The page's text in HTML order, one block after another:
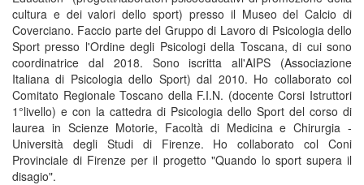
cultura e dei valori dello sport) presso il Museo del Calcio di
Coverciano. Faccio parte del Gruppo di Lavoro di Psicologia dello
Sport presso l'Ordine degli Psicologi della Toscana, di cui sono
coordinatrice dal 2018. Sono iscritta all'AIPS (Associazione
Italiana di Psicologia dello Sport) dal 2010. Ho collaborato col
Comitato Regionale Toscano della F.I.N. (docente Corsi Istruttori
1°livello) e con la cattedra di Psicologia dello Sport del corso di
laurea in Scienze Motorie, Facoltà di Medicina e Chirurgia -
Università degli Studi di Firenze. Ho collaborato col Coni
Provinciale di Firenze per il progetto "Quando lo sport supera il
disagio".